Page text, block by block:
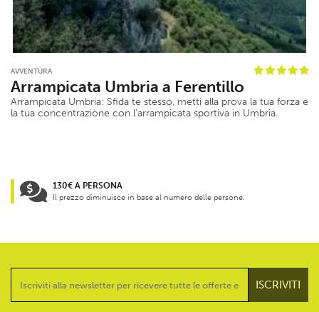
AVVENTURA
Arrampicata Umbria a Ferentillo
Arrampicata Umbria: Sfida te stesso, metti alla prova la tua forza e
la tua concentrazione con l’arrampicata sportiva in Umbria.
130€ A PERSONA
Il prezzo diminuisce in base al numero delle persone.